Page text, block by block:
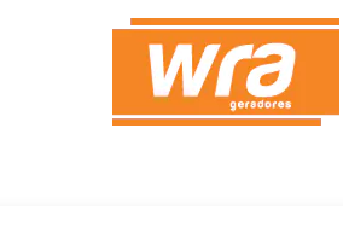
Aluguel de